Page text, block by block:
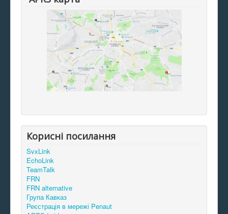
Корисні посилання
SvxLink
EchoLink
TeamTalk
FRN
FRN alternative
Група Кавказ
Реєстрація в мережі Penaut